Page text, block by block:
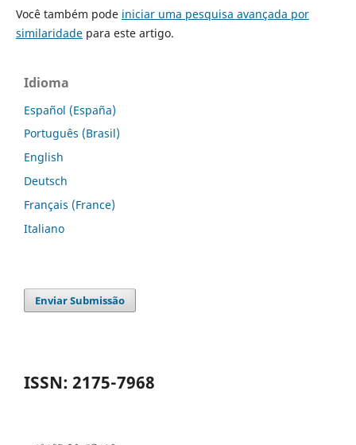
Você também pode iniciar uma pesquisa avançada por
similaridadepara este artigo.
Idioma
Español (España)
Português (Brasil)
English
Deutsch
Français (France)
Italiano
Enviar Submissão
ISSN: 2175-7968